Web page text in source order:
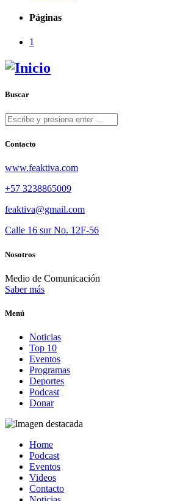
Páginas
1
Buscar
Contacto
www.feaktiva.com
+57 3238865009
feaktiva@gmail.com
Calle 16 sur No. 12F-56
Nosotros
Medio de Comunicación
Saber más
Menú
Noticias
Top 10
Eventos
Programas
Deportes
Podcast
Donar
Home
Podcast
Eventos
Videos
Contacto